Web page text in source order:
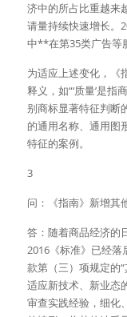
济中的所占比重越来
请量持续快速增长。
中**在第35类广告等
为适应上述变化，《
释义，如“‘质量’是
别商标显著特征判断
的通用名称、通用图
特征的案例。
3
问：《指南》新增其
答：随着商品经济的
2016《标准》已经落
款第（三）项规定的
适应新技术、新业态
审查实践经验，细化